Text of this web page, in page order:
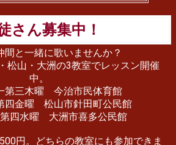
さん募集中！
間と一緒に歌いませんか？
松山・大洲の3教室でレッスン開催
中。
第三木曜 今治市民体育館
四金曜 松山市針田町公民館
四水曜 大洲市喜多公民館
円。どちらの教室にも参加できま